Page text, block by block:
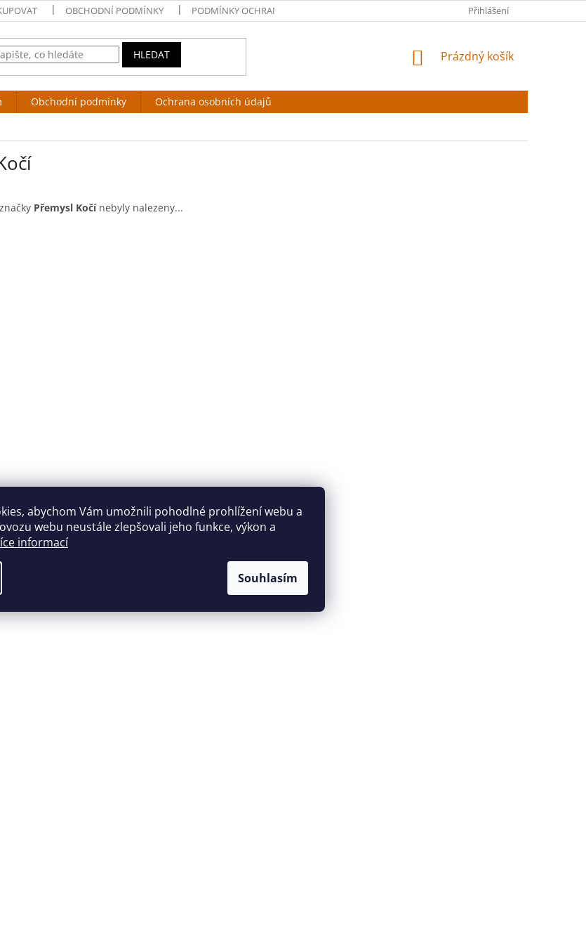
abychom Vám umožnili pohodlné prohlížení webu a
webu neustále zlepšovali jeho funkce, výkon a
informací
Souhlasím
OBCHODNÍ PODMÍNKY PODMÍNKY OCHRANY OSOBNÍCH ÚDAJŮ Přihlášení
HLEDAT
NÁKUPNÍ
Prázdný košík
Obchodní podmínky
Ochrana osobních údajů
Přemysl Kočínebyly nalezeny...